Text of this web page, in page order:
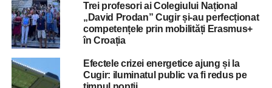
Trei profesori ai Colegiului Național
„David Prodan” Cugir și-au perfecționat
competențele prin mobilități Erasmus+
în Croația
Efectele crizei energetice ajung și la
Cugir: iluminatul public va fi redus pe